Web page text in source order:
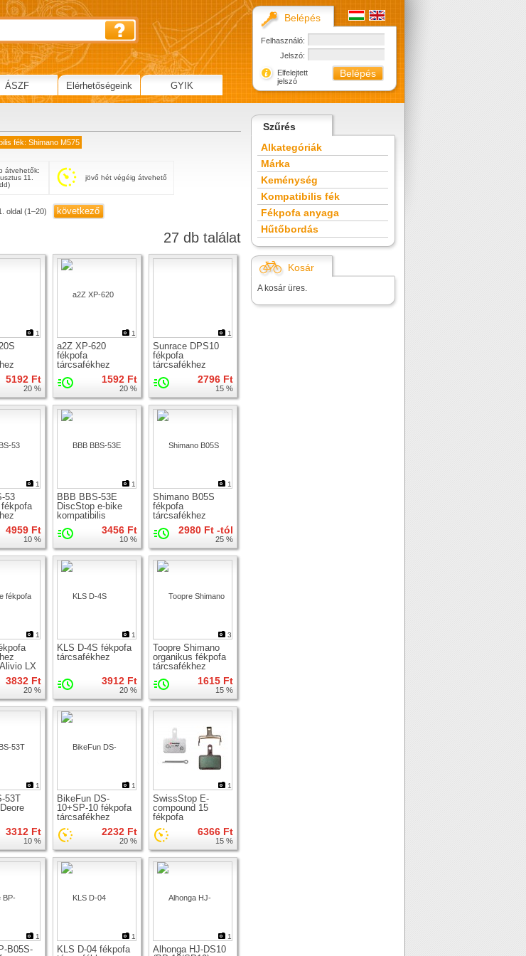
fék: Shimano M575
átvehetők:
11.
jövő hét végéig átvehető
oldal (1–20) következő
27 db találat
1
5192 Ft
20 %
1
a2Z XP-620
fékpofa
tárcsafékhez
1592 Ft
20 %
1
Sunrace DPS10
fékpofa
tárcsafékhez
2796 Ft
15 %
1
53
4959 Ft
10 %
1
BBB BBS-53E
DiscStop e-bike
kompatibilis
tárcsafékhez3456 Ft
10 %
1
Shimano B05S
fékpofa
tárcsafékhez
2980 Ft -tól
25 %
1
LX
3832 Ft
20 %
1
KLS D-4S fékpofa
tárcsafékhez
3912 Ft
20 %
3
Toopre Shimano
organikus fékpofa
tárcsafékhez
1615 Ft
15 %
1
53T
3312 Ft
10 %
1
BikeFun DS-
10+SP-10 fékpofa
tárcsafékhez
2232 Ft
20 %
1
SwissStop E-
compound 15
fékpofa
tárcsafékhez6366 Ft
15 %
1
B05S-
1
KLS D-04 fékpofa
1
Alhonga HJ-DS10
Szűrés
Alkategóriák
Márka
Keménység
Kompatibilis fék
Fékpofa anyaga
Hűtőbordás
Kosár
A kosár üres.
Belépés
Felhasználó:
Jelszó:
Elfelejtett
jelszó
ÁSZF Elérhetőségeink GYIK